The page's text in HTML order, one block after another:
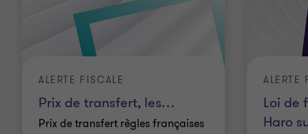
Prix de transfert, les…
ALERTE FISCALE
Prix de transfert règles françaises
Loi de
Haro
ALERTE